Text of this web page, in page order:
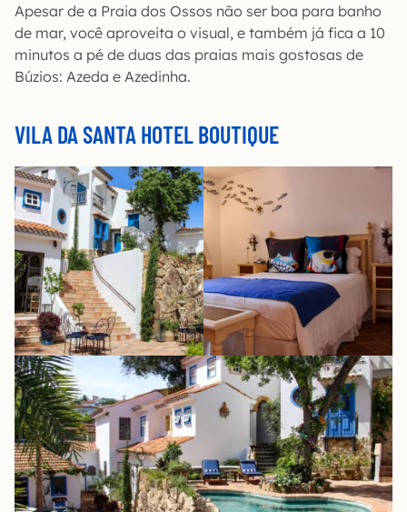
Apesar de a Praia dos Ossos não ser boa para banho
de mar, você aproveita o visual, e também já fica a 10
minutos a pé de duas das praias mais gostosas de
Búzios: Azeda e Azedinha.
VILA DA SANTA HOTEL BOUTIQUE